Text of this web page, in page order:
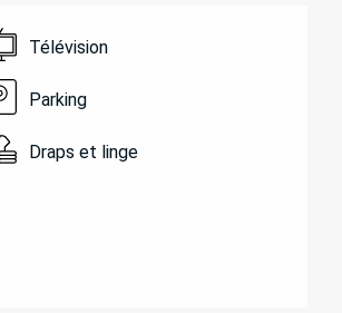
Télévision
Parking
Draps et linge